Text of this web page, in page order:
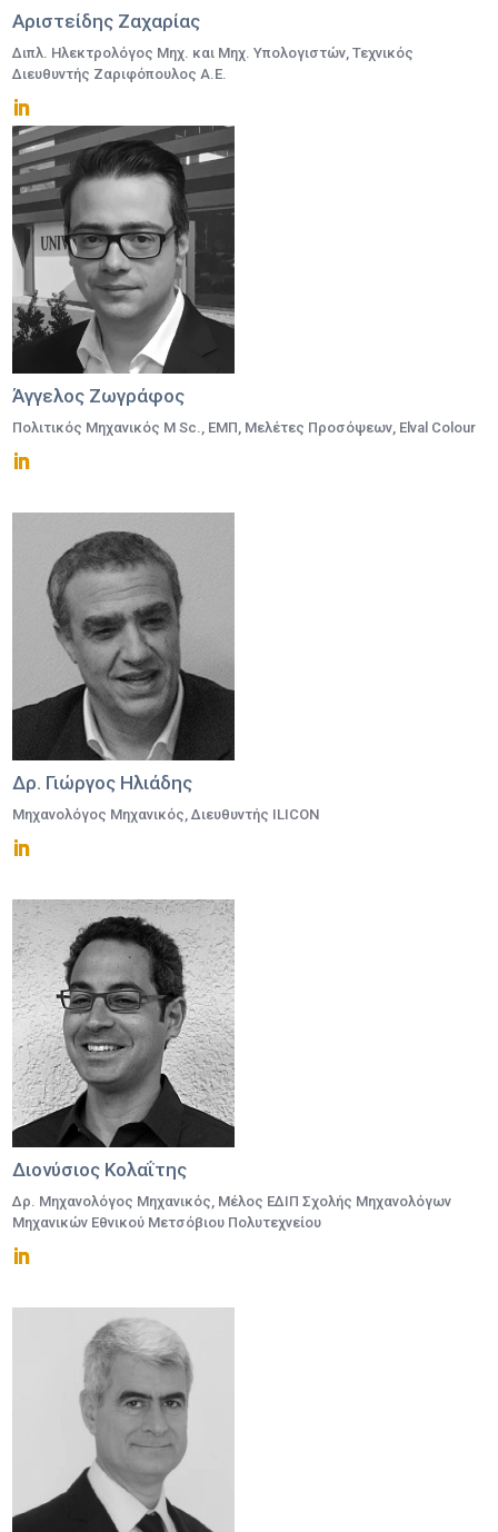
Αριστείδης Ζαχαρίας
Διπλ. Ηλεκτρολόγος Μηχ. και Μηχ. Υπολογιστών, Τεχνικός
Διευθυντής Ζαριφόπουλος Α.Ε.
Άγγελος Ζωγράφος
Πολιτικός Μηχανικός M Sc., ΕΜΠ, Mελέτες Προσόψεων, Elval Colour
Δρ. Γιώργος Ηλιάδης
Μηχανολόγος Μηχανικός, Διευθυντής ILICON
Διονύσιος Κολαΐτης
Δρ. Μηχανολόγος Μηχανικός, Μέλος ΕΔΙΠ Σχολής Μηχανολόγων
Μηχανικών Εθνικού Μετσόβιου Πολυτεχνείου